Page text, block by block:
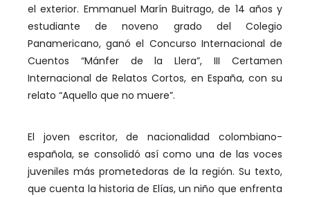
el exterior. Emmanuel Marín Buitrago, de 14 años y
estudiante de noveno grado del Colegio
Panamericano, ganó el Concurso Internacional de
Cuentos “Mánfer de la Llera”, III Certamen
Internacional de Relatos Cortos, en España, con su
relato “Aquello que no muere”.
El joven escritor, de nacionalidad colombiano-
española, se consolidó así como una de las voces
juveniles más prometedoras de la región. Su texto,
que cuenta la historia de Elías, un niño que enfrenta